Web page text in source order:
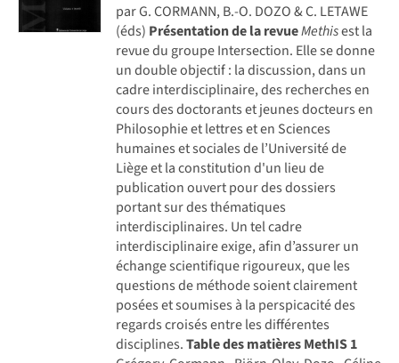
par G. CORMANN, B.-O. DOZO & C. LETAWE
(éds) Présentation de la revueMethisest la
revue du groupe Intersection. Elle se donne
un double objectif : la discussion, dans un
cadre interdisciplinaire, des recherches en
cours des doctorants et jeunes docteurs en
Philosophie et lettres et en Sciences
humaines et sociales de l’Université de
Liège et la constitution d'un lieu de
publication ouvert pour des dossiers
portant sur des thématiques
interdisciplinaires. Un tel cadre
interdisciplinaire exige, afin d’assurer un
échange scientifique rigoureux, que les
questions de méthode soient clairement
posées et soumises à la perspicacité des
regards croisés entre les différentes
disciplines.Table des matières MethIS 1